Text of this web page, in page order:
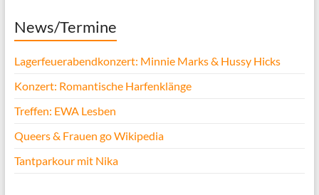
News/Termine
Lagerfeuerabendkonzert: Minnie Marks & Hussy Hicks
Konzert: Romantische Harfenklänge
Treffen: EWA Lesben
Queers & Frauen go Wikipedia
Tantparkour mit Nika